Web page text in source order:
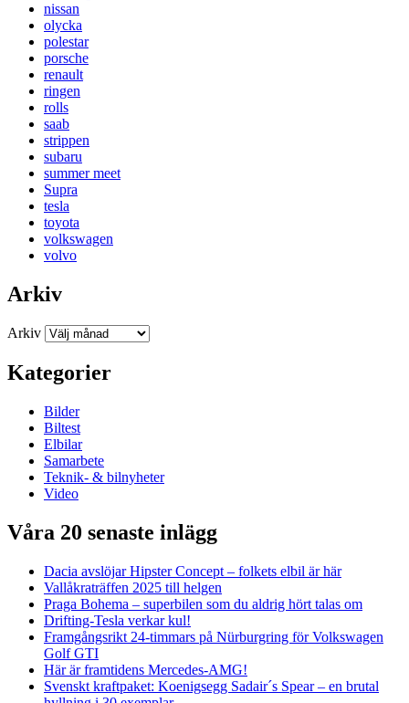
nissan
olycka
polestar
porsche
renault
ringen
rolls
saab
strippen
subaru
summer meet
Supra
tesla
toyota
volkswagen
volvo
Arkiv
Arkiv
Kategorier
Bilder
Biltest
Elbilar
Samarbete
Teknik- & bilnyheter
Video
Våra 20 senaste inlägg
Dacia avslöjar Hipster Concept – folkets elbil är här
Vallåkraträffen 2025 till helgen
Praga Bohema – superbilen som du aldrig hört talas om
Drifting-Tesla verkar kul!
Framgångsrikt 24-timmars på Nürburgring för Volkswagen
Golf GTI
Här är framtidens Mercedes-AMG!
Svenskt kraftpaket: Koenigsegg Sadair´s Spear – en brutal